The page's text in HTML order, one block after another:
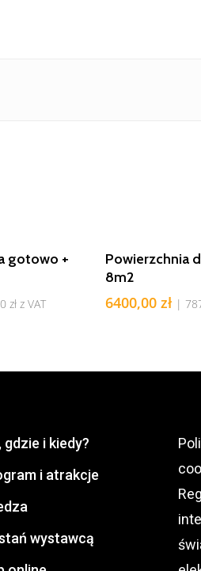
gotowo +
zł z VAT
Powierzchnia
8m2
6400,00 zł |
gdzie i kiedy?
i atrakcje
wystawcą